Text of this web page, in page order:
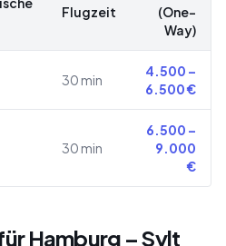
Flugzeit
(One-
Way)
30 min
4.500 –
6.500€
30 min
6.500 –
9.000
€
Hamburg – Sylt